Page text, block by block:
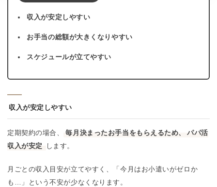
収入が安定しやすい
お手当の総額が大きくなりやすい
スケジュールが立てやすい
収入が安定しやすい
定期契約の場合、 毎月決まったお手当をもらえるため、
パパ活
収入が安定
します。
月ごとの収入目安が立てやすく、「今月はお小遣いがゼロか
も…」という不安が少なくなります。